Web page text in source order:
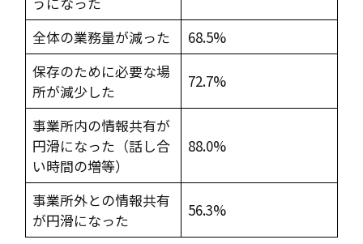
全体の業務量が減った
68.5%
保存のために必要な場
所が減少した
72.7%
事業所内の情報共有が
円滑になった（話し合
い時間の増等）
88.0%
事業所外との情報共有
が円滑になった
56.3%